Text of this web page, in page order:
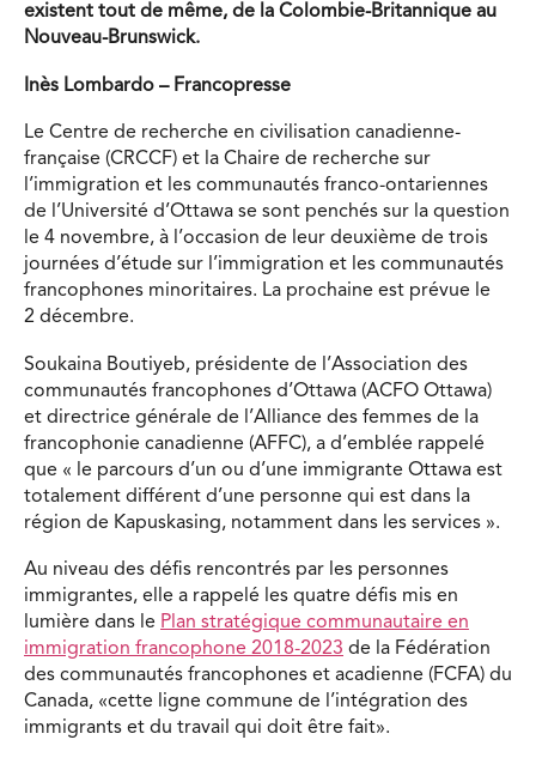
existent tout de même, de la Colombie-Britannique au
Nouveau-Brunswick.
Inès Lombardo – Francopresse
Le Centre de recherche en civilisation canadienne-
française (CRCCF) et la Chaire de recherche sur
l’immigration et les communautés franco-ontariennes
de l’Université d’Ottawa se sont penchés sur la question
le 4 novembre, à l’occasion de leur deuxième de trois
journées d’étude sur l’immigration et les communautés
francophones minoritaires. La prochaine est prévue le
2 décembre.
Soukaina Boutiyeb, présidente de l’Association des
communautés francophones d’Ottawa (ACFO Ottawa)
et directrice générale de l’Alliance des femmes de la
francophonie canadienne (AFFC), a d’emblée rappelé
que « le parcours d’un ou d’une immigrante Ottawa est
totalement différent d’une personne qui est dans la
région de Kapuskasing, notamment dans les services ».
Au niveau des défis rencontrés par les personnes
immigrantes, elle a rappelé les quatre défis mis en
lumière dans le Plan stratégique communautaire en
immigration francophone 2018-2023 de la Fédération
des communautés francophones et acadienne (FCFA) du
Canada, «cette ligne commune de l’intégration des
immigrants et du travail qui doit être fait».